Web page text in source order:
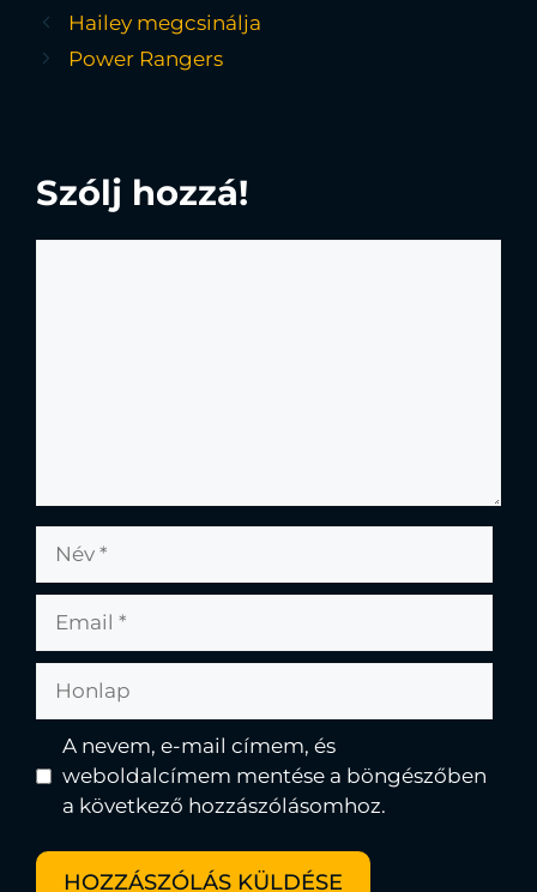
Hailey megcsinálja
Power Rangers
Szólj hozzá!
A nevem, e-mail címem, és
weboldalcímem mentése a böngészőben
a következő hozzászólásomhoz.